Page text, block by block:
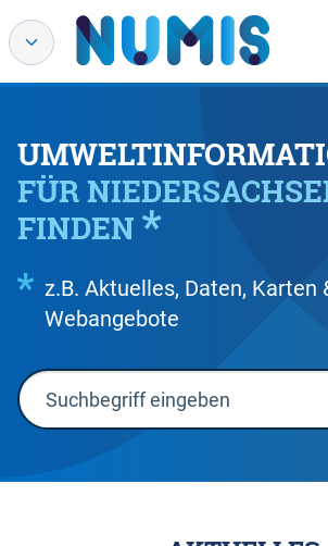
FÜR
FINDEN
z.B. Aktuelles, Daten, Karten
Webangebote